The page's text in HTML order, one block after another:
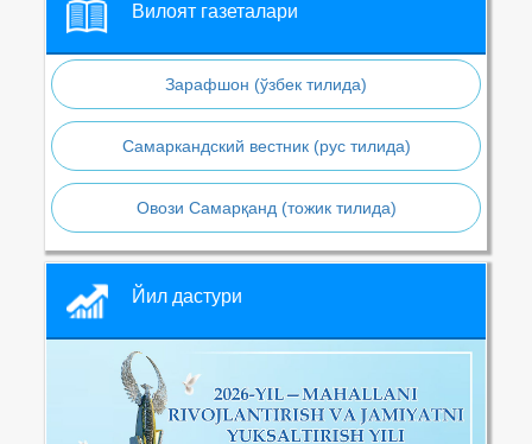
Вилоят газеталари
Зарафшон (ўзбек тилида)
Самаркандский вестник (рус тилида)
Овози Самарқанд (тожик тилида)
Йил дастури